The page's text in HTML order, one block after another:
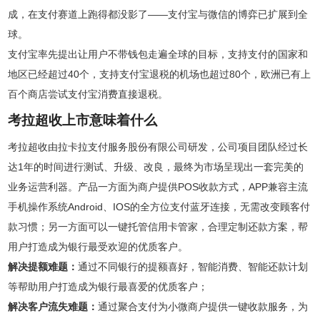
成，在支付赛道上跑得都没影了——支付宝与微信的博弈已扩展到全
球。
支付宝率先提出让用户不带钱包走遍全球的目标，支持支付的国家和
地区已经超过40个，支持支付宝退税的机场也超过80个，欧洲已有上
百个商店尝试支付宝消费直接退税。
考拉超收上市意味着什么
考拉超收由拉卡拉支付服务股份有限公司研发，公司项目团队经过长
达1年的时间进行测试、升级、改良，最终为市场呈现出一套完美的
业务运营利器。产品一方面为商户提供POS收款方式，APP兼容主流
手机操作系统Android、IOS的全方位支付蓝牙连接，无需改变顾客付
款习惯；另一方面可以一键托管信用卡管家，合理定制还款方案，帮
用户打造成为银行最受欢迎的优质客户。
解决提额难题：通过不同银行的提额喜好，智能消费、智能还款计划
等帮助用户打造成为银行最喜爱的优质客户；
解决客户流失难题：通过聚合支付为小微商户提供一键收款服务，为